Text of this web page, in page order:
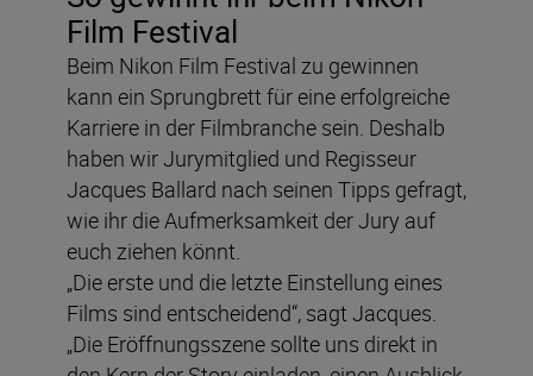
Film Festival
Beim Nikon Film Festival zu gewinnen
kann ein Sprungbrett für eine erfolgreiche
Karriere in der Filmbranche sein. Deshalb
haben wir Jurymitglied und Regisseur
Jacques Ballard nach seinen Tipps gefragt,
wie ihr die Aufmerksamkeit der Jury auf
euch ziehen könnt.
„Die erste und die letzte Einstellung eines
Films sind entscheidend“, sagt Jacques.
„Die Eröffnungsszene sollte uns direkt in